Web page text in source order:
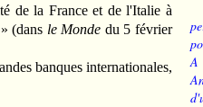
de la France et de l'Italie à
(dans le Monde du 5 février
banques internationales,
A